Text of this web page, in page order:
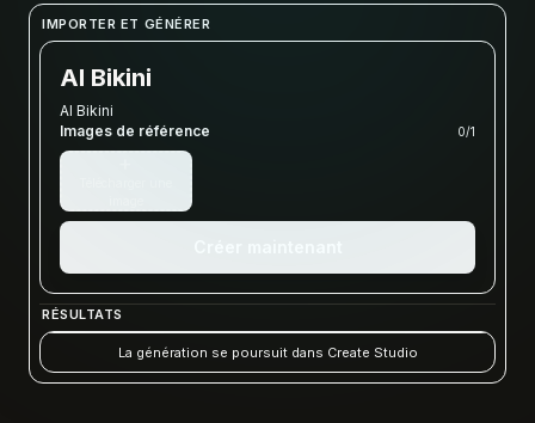
IMPORTER ET GÉNÉRER
AI Bikini
AI Bikini
Images de référence
0/1
RÉSULTATS
La génération se poursuit dans Create Studio